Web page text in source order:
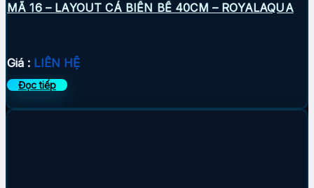
MÃ 16 – LAYOUT CÁ BIỂN BỂ 40CM – ROYALAQUA
Giá : LIÊN HỆ
Đọc tiếp